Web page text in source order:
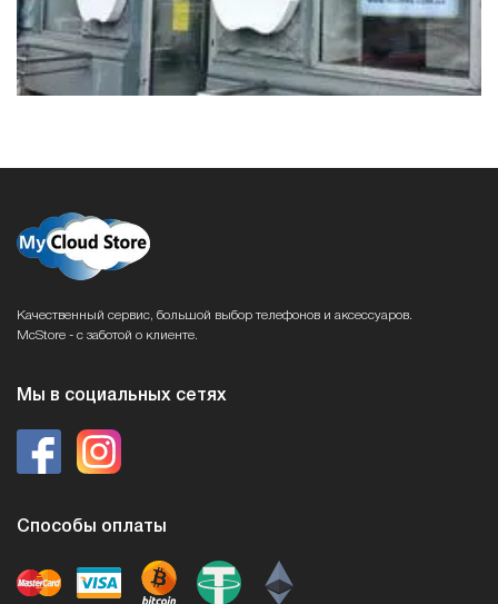
Качественный сервис, большой выбор телефонов и аксессуаров.
McStore - с заботой о клиенте.
Мы в социальных сетях
Способы оплаты